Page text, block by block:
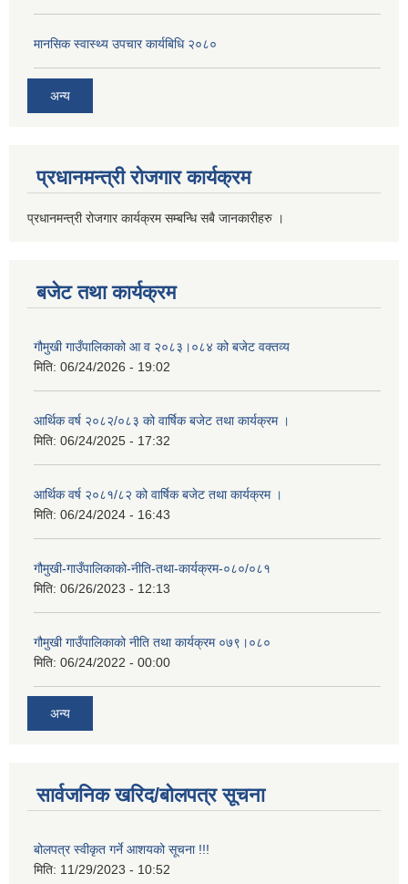
मानसिक स्वास्थ्य उपचार कार्यबिधि २०८०
अन्य
प्रधानमन्त्री रोजगार कार्यक्रम
प्रधानमन्त्री रोजगार कार्यक्रम सम्बन्धि सबै जानकारीहरु ।
बजेट तथा कार्यक्रम
गौमुखी गाउँपालिकाको आ व २०८३।०८४ को बजेट वक्तव्य
मिति: 06/24/2026 - 19:02
आर्थिक वर्ष २०८२/०८३ को वार्षिक बजेट तथा कार्यक्रम ।
मिति: 06/24/2025 - 17:32
आर्थिक वर्ष २०८१/८२ को वार्षिक बजेट तथा कार्यक्रम ।
मिति: 06/24/2024 - 16:43
गौमुखी-गाउँपालिकाको-नीति-तथा-कार्यक्रम-०८०/०८१
मिति: 06/26/2023 - 12:13
गौमुखी गाउँपालिकाको नीति तथा कार्यक्रम ०७९।०८०
मिति: 06/24/2022 - 00:00
अन्य
सार्वजनिक खरिद/बोलपत्र सूचना
बोलपत्र स्वीकृत गर्ने आशयको सूचना !!!
मिति: 11/29/2023 - 10:52